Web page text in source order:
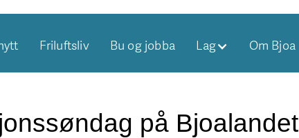
Friluftsliv Bu og jobba Lag Om Bjoa
på Bjoalandet